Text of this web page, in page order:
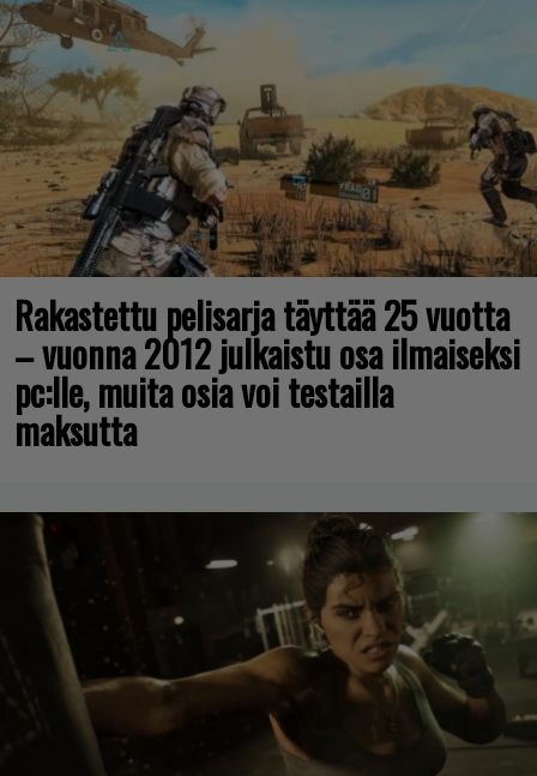
Rakastettu pelisarja täyttää 25 vuotta
– vuonna 2012 julkaistu osa ilmaiseksi
pc:lle, muita osia voi testailla
maksutta